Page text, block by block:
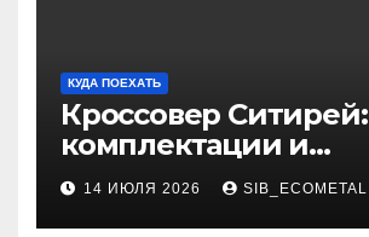
КУДА ПОЕХАТЬ
Кроссовер Ситирей:
комплектации и
характеристики
14 ИЮЛЯ 2026 SIB_ECOMETAL